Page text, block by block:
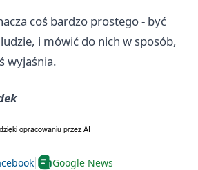
coś bardzo prostego - być
i mówić do nich w sposób,
wyjaśnia.
Google News